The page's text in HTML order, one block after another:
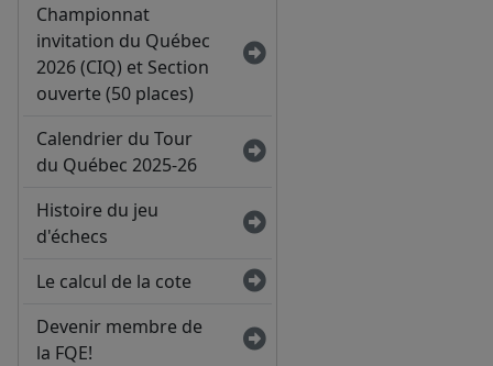
Championnat
invitation du Québec
2026 (CIQ) et Section
ouverte (50 places)
Calendrier du Tour
du Québec 2025-26
Histoire du jeu
d'échecs
Le calcul de la cote
Devenir membre de
la FQE!